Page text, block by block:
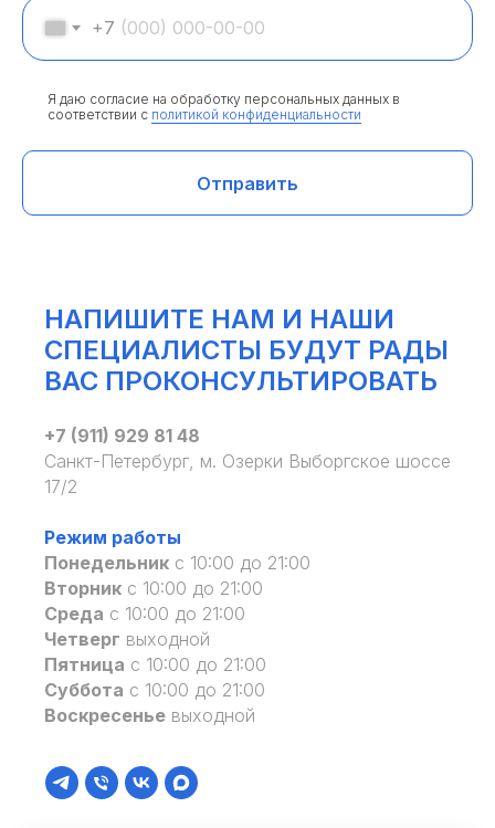
+7
Я даю согласие на обработку персональных данных в
соответствии с политикой конфиденциальности
Отправить
НАПИШИТЕ НАМ И НАШИ
СПЕЦИАЛИСТЫ БУДУТ РАДЫ
ВАС ПРОКОНСУЛЬТИРОВАТЬ
+7 (911) 929 81 48
Санкт-Петербург, м. Озерки Выборгское шоссе
17/2
Режим работы
Понедельник с 10:00 до 21:00
Вторник с 10:00 до 21:00
Среда с 10:00 до 21:00
Четверг выходной
Пятница с 10:00 до 21:00
Суббота с 10:00 до 21:00
Воскресенье выходной